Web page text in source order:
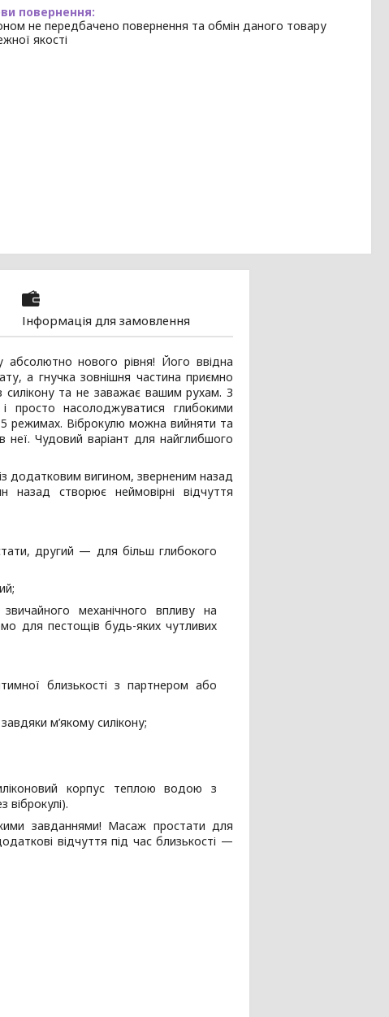
не передбачено повернення та обмін даного товару
якості
Інформація для замовлення
нового рівня! Його ввідна
а гнучка зовнішня частина приємно
та не заважає вашим рухам. З
просто насолоджуватися глибокими
5 режимах. Віброкулю можна вийняти та
Чудовий варіант для найглибшого
додатковим вигином, зверненим назад
створює неймовірні відчуття
другий — для більш глибокого
механічного впливу на
для пестощів будь-яких чутливих
близькості з партнером або
м’якому силікону;
корпус теплою водою з
завданнями! Масаж простати для
відчуття під час близькості —